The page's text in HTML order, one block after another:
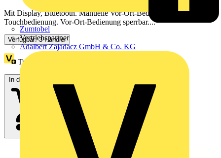
Zumtobel
Vertriebspartner
Adalbert Zajadacz GmbH & Co. KG
Mit Display, Bluetooth. Manuelle Vor-Ort-Bedienung über 6-Tasten
Touchbedienung. Vor-Ort-Bedienung sperrbar....
Verfügbar: 3 Händler
Treuepunkte:
In den Warenkorb